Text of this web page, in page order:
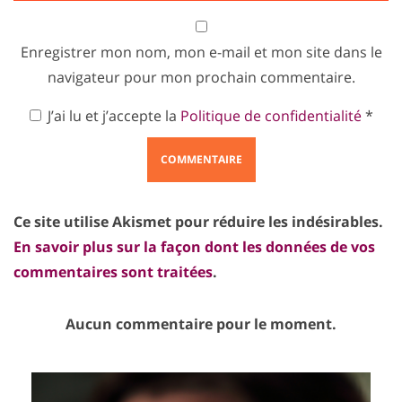
Enregistrer mon nom, mon e-mail et mon site dans le
navigateur pour mon prochain commentaire.
J’ai lu et j’accepte la Politique de confidentialité*
Ce site utilise Akismet pour réduire les indésirables.
En savoir plus sur la façon dont les données de vos
commentaires sont traitées.
Aucun commentaire pour le moment.